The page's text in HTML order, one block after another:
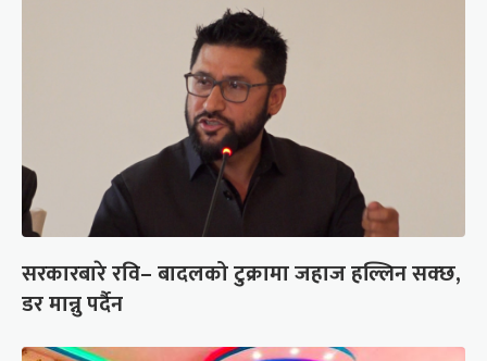
सरकारबारे रवि– बादलको टुक्रामा जहाज हल्लिन सक्छ,
डर मान्नु पर्दैन